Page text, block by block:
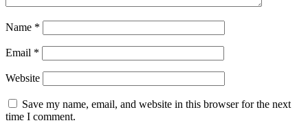
Name *
Email *
Website
Save my name, email, and website in this browser for the next
time I comment.